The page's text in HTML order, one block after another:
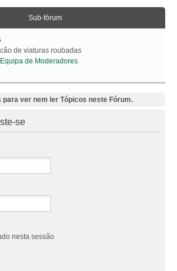
Sub-fórum
de viaturas roubadas
Equipa de Moderadores
ver nem ler Tópicos neste Fórum.
se
nesta sessão